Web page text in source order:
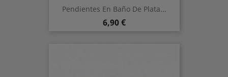
Pendientes En Baño De Plata...
Preis
6,90 €